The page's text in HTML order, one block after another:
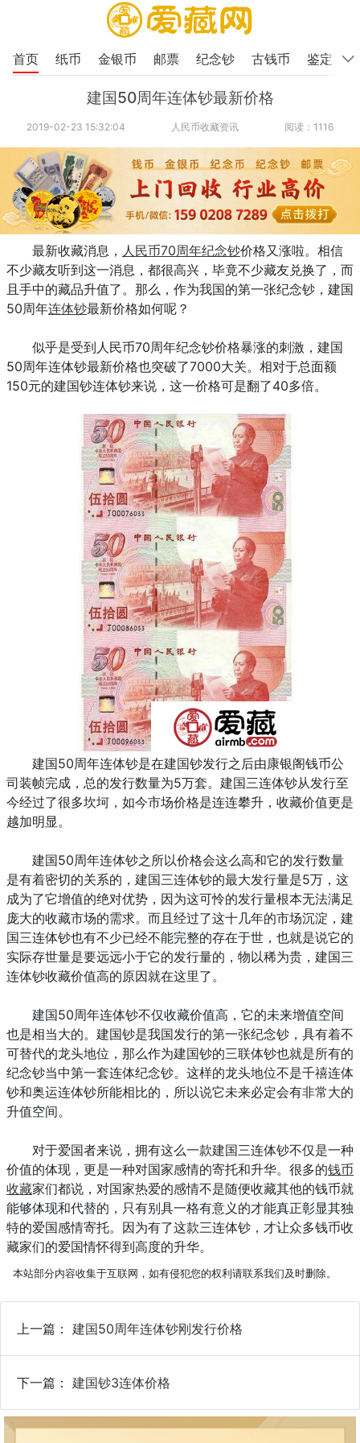
首页 纸币 金银币 邮票 纪念钞 古钱币 鉴定
建国50周年连体钞最新价格
2019-02-23 15:32:04 人民币收藏资讯 阅读：1116
最新收藏消息， 人民币70周年纪念钞价格又涨啦。相信
不少藏友听到这一消息，都很高兴，毕竟不少藏友兑换了，而
且手中的藏品升值了。那么，作为我国的第一张纪念钞，建国
50周年连体钞最新价格如何呢？
似乎是受到人民币70周年纪念钞价格暴涨的刺激，建国
50周年连体钞最新价格也突破了7000大关。相对于总面额
150元的建国钞连体钞来说，这一价格可是翻了40多倍。
建国50周年连体钞是在建国钞发行之后由康银阁钱币公
司装帧完成，总的发行数量为5万套。建国三连体钞从发行至
今经过了很多坎坷，如今市场价格是连连攀升，收藏价值更是
越加明显。
建国50周年连体钞之所以价格会这么高和它的发行数量
是有着密切的关系的，建国三连体钞的最大发行量是5万，这
成为了它增值的绝对优势，因为这可怜的发行量根本无法满足
庞大的收藏市场的需求。而且经过了这十几年的市场沉淀，建
国三连体钞也有不少已经不能完整的存在于世，也就是说它的
实际存世量是要远远小于它的发行量的，物以稀为贵，建国三
连体钞收藏价值高的原因就在这里了。
建国50周年连体钞不仅收藏价值高，它的未来增值空间
也是相当大的。建国钞是我国发行的第一张纪念钞，具有着不
可替代的龙头地位，那么作为建国钞的三联体钞也就是所有的
纪念钞当中第一套连体纪念钞。这样的龙头地位不是千禧连体
钞和奥运连体钞所能相比的，所以说它未来必定会有非常大的
升值空间。
对于爱国者来说，拥有这么一款建国三连体钞不仅是一种
价值的体现，更是一种对国家感情的寄托和升华。很多的钱币
收藏家们都说，对国家热爱的感情不是随便收藏其他的钱币就
能够体现和代替的，只有别具一格有意义的才能真正彰显其独
特的爱国感情寄托。因为有了这款三连体钞，才让众多钱币收
藏家们的爱国情怀得到高度的升华。
本站部分内容收集于互联网，如有侵犯您的权利请联系我们及时删除。
上一篇： 建国50周年连体钞刚发行价格
下一篇： 建国钞3连体价格